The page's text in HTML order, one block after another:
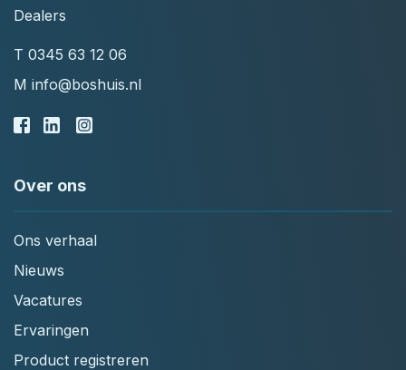
Dealers
T 0345 63 12 06
M info@boshuis.nl
Over ons
Ons verhaal
Nieuws
Vacatures
Ervaringen
Product registreren